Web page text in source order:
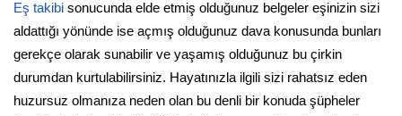
Eş takibi sonucunda elde etmiş olduğunuz belgeler eşinizin sizi
aldattığı yönünde ise açmış olduğunuz dava konusunda bunları
gerekçe olarak sunabilir ve yaşamış olduğunuz bu çirkin
durumdan kurtulabilirsiniz. Hayatınızla ilgili sizi rahatsız eden
huzursuz olmanıza neden olan bu denli bir konuda şüpheler